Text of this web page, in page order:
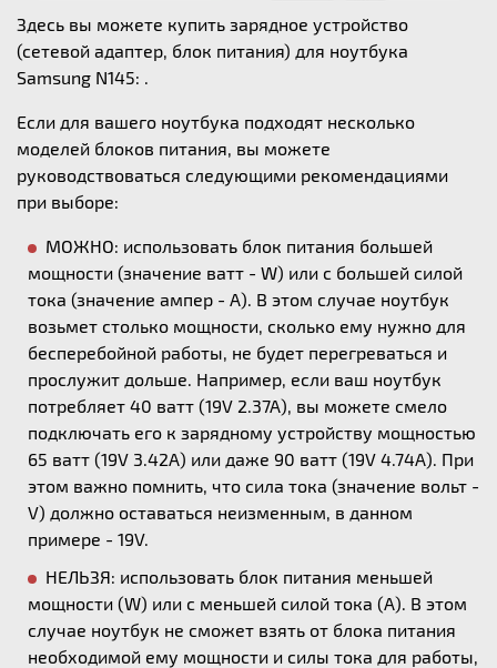
Здесь вы можете купить зарядное устройство
(сетевой адаптер, блок питания) для ноутбука
Samsung N145: .
Если для вашего ноутбука подходят несколько
моделей блоков питания, вы можете
руководствоваться следующими рекомендациями
при выборе:
МОЖНО: использовать блок питания большей
мощности (значение ватт - W) или с большей силой
тока (значение ампер - А). В этом случае ноутбук
возьмет столько мощности, сколько ему нужно для
бесперебойной работы, не будет перегреваться и
прослужит дольше. Например, если ваш ноутбук
потребляет 40 ватт (19V 2.37A), вы можете смело
подключать его к зарядному устройству мощностью
65 ватт (19V 3.42A) или даже 90 ватт (19V 4.74A). При
этом важно помнить, что сила тока (значение вольт -
V) должно оставаться неизменным, в данном
примере - 19V.
НЕЛЬЗЯ: использовать блок питания меньшей
мощности (W) или с меньшей силой тока (А). В этом
случае ноутбук не сможет взять от блока питания
необходимой ему мощности и силы тока для работы,